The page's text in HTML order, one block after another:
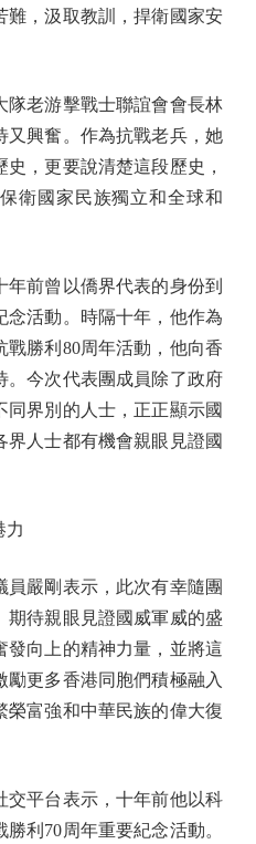
難，汲取教訓，捍衛國家安
老游擊戰士聯誼會會長林
又興奮。作為抗戰老兵，她
，更要說清楚這段歷史，
衛國家民族獨立和全球和
前曾以僑界代表的身份到
念活動。時隔十年，他作為
勝利80周年活動，他向香
。今次代表團成員除了政府
界別的人士，正正顯示國
人士都有機會親眼見證國
嚴剛表示，此次有幸隨團
期待親眼見證國威軍威的盛
發向上的精神力量，並將這
更多香港同胞們積極融入
榮富強和中華民族的偉大復
平台表示，十年前他以科
利70周年重要紀念活動。